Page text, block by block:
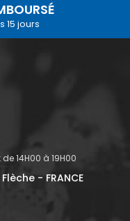
15 jours
14H00 à 19H00
- FRANCE